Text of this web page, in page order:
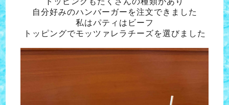
自分好みのハンバーガーを注文できました
私はパティはビーフ
トッピングでモッツァレラチーズを選びまし た